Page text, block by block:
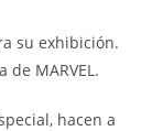
su exhibición.
MARVEL.
hacen a